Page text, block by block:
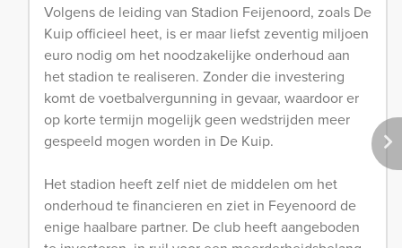
Volgens de leiding van Stadion Feijenoord, zoals De
Kuip officieel heet, is er maar liefst zeventig miljoen
euro nodig om het noodzakelijke onderhoud aan
het stadion te realiseren. Zonder die investering
komt de voetbalvergunning in gevaar, waardoor er
op korte termijn mogelijk geen wedstrijden meer
gespeeld mogen worden in De Kuip.
Het stadion heeft zelf niet de middelen om het
onderhoud te financieren en ziet in Feyenoord de
enige haalbare partner. De club heeft aangeboden